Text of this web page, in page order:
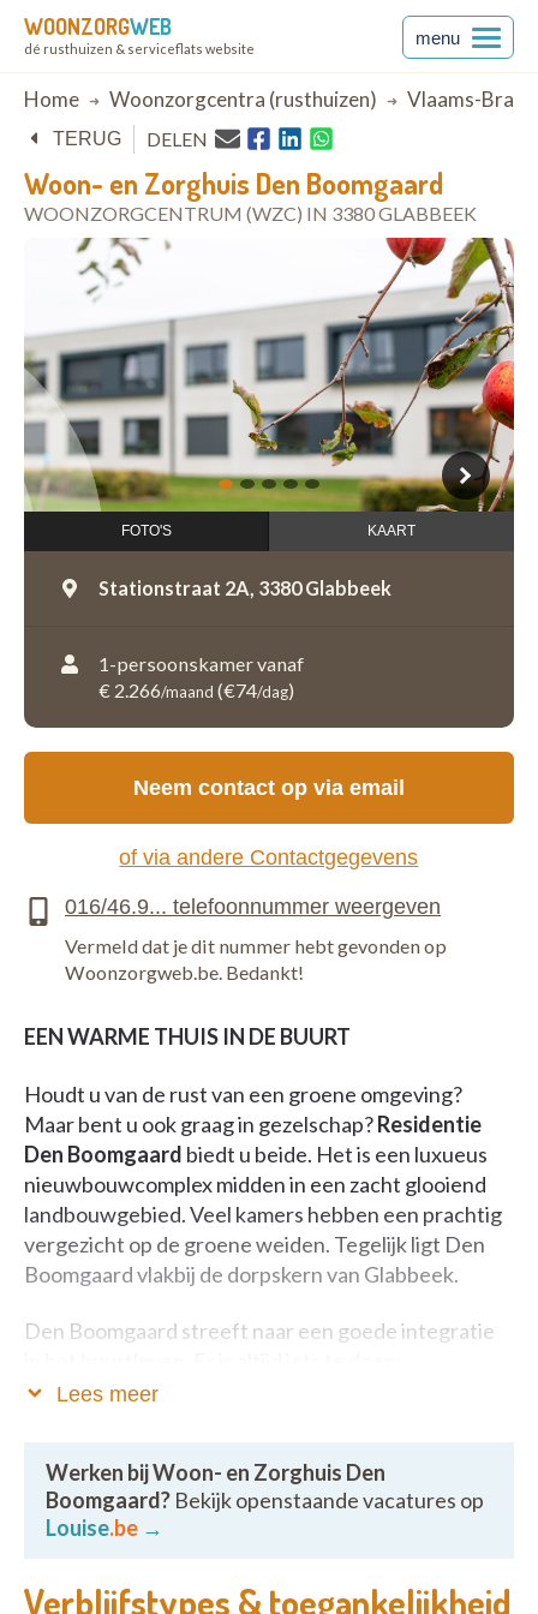
WOONZORGWEB
dé rusthuizen & serviceflats website
menu
Breadcrumb
Home Woonzorgcentra (rusthuizen) Vlaams-
Woon- en Zorghuis Den Boomgaard
WOONZORGCENTRUM (WZC) IN 3380 GLABBEEK
TERUG DELEN
1 2 3 4 5
open in Google Maps
FOTO'S KAART
Stationstraat 2A, 3380 Glabbeek
1-persoonskamer vanaf
€ 2.266/maand (€74/dag)
EEN WARME THUIS IN DE BUURT
Houdt u van de rust van een groene omgeving?
Maar bent u ook graag in gezelschap?Residentie
Den Boomgaard biedt u beide. Het is een luxueus
nieuwbouwcomplex midden in een zacht glooiend
landbouwgebied. Veel kamers hebben een prachtig
vergezicht op de groene weiden. Tegelijk ligt Den
Boomgaard vlakbij de dorpskern van Glabbeek.
Den Boomgaard streeft naar een goede integratie
seniorennamiddagen, een markt of bezoek van de
Heeft u of uw familie een vraag of een wens? Wij
staan voor u klaar. Het enthousiaste team van
creëren we voor u een warme thuis en een open
Lees meer
Werken bij Woon- en Zorghuis Den
Boomgaard? Bekijk openstaande vacatures op
Louise.be →
Verblijfstypes & toegankelijkheid
Neem contact op via email
of via andere Contactgegevens
Vermeld dat je dit nummer hebt gevonden op
Woonzorgweb.be. Bedankt!